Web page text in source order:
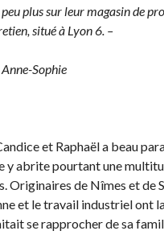
plus sur leur magasin de
situé à Lyon 6. –
Sophie
et Raphaël a beau
y abrite pourtant une
Originaires de Nîmes et de
et le travail industriel ont
se rapprocher de sa